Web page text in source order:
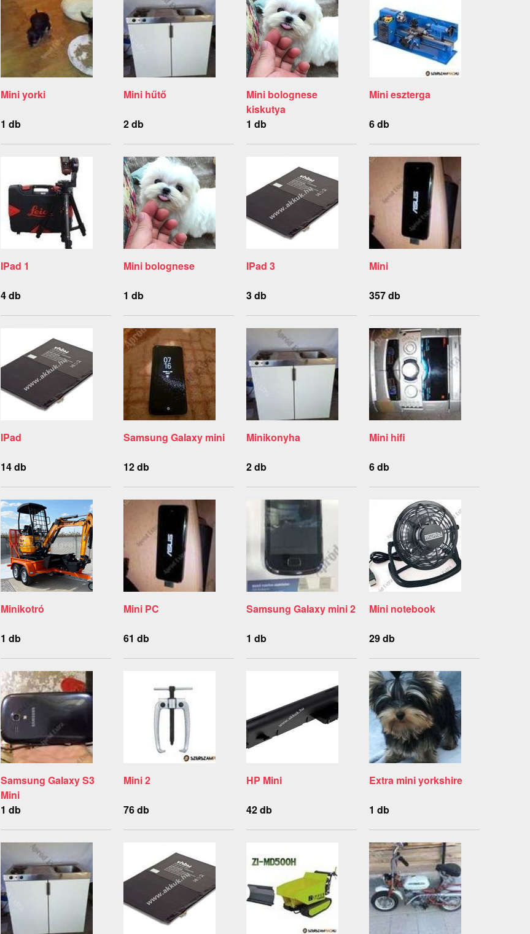
Mini yorki
1 db
Mini hűtő
2 db
Mini bolognese
kiskutya
1 db
Mini eszterga
6 db
IPad 1
4 db
Mini bolognese
1 db
IPad 3
3 db
Mini
357 db
IPad
14 db
Samsung Galaxy mini
12 db
Minikonyha
2 db
Mini hifi
6 db
Minikotró
1 db
Mini PC
61 db
Samsung Galaxy mini 2
1 db
Mini notebook
29 db
Samsung Galaxy S3
Mini
1 db
Mini 2
76 db
HP Mini
42 db
Extra mini yorkshire
1 db